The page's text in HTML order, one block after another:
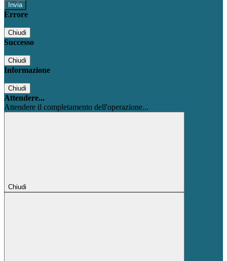
Errore
Chiudi
Successo
Chiudi
Informazione
Chiudi
Attendere...
Attendere il completamento dell'operazione...
Chiudi